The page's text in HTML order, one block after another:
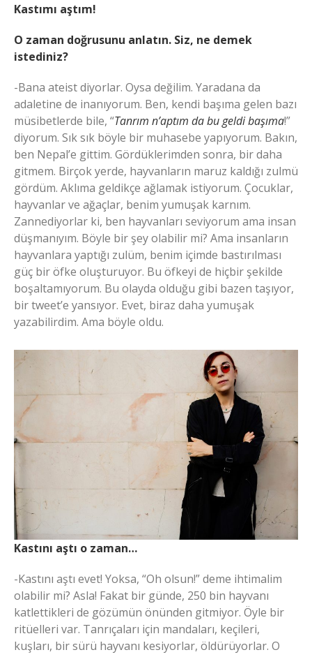
Kastımı aştım!
O zaman doğrusunu anlatın. Siz, ne demek
istediniz?
-Bana ateist diyorlar. Oysa değilim. Yaradana da
adaletine de inanıyorum. Ben, kendi başıma gelen bazı
müsibetlerde bile, “Tanrım n’aptım da bu geldi başıma!”
diyorum. Sık sık böyle bir muhasebe yapıyorum. Bakın,
ben Nepal’e gittim. Gördüklerimden sonra, bir daha
gitmem. Birçok yerde, hayvanların maruz kaldığı zulmü
gördüm. Aklıma geldikçe ağlamak istiyorum. Çocuklar,
hayvanlar ve ağaçlar, benim yumuşak karnım.
Zannediyorlar ki, ben hayvanları seviyorum ama insan
düşmanıyım. Böyle bir şey olabilir mi? Ama insanların
hayvanlara yaptığı zulüm, benim içimde bastırılması
güç bir öfke oluşturuyor. Bu öfkeyi de hiçbir şekilde
boşaltamıyorum. Bu olayda olduğu gibi bazen taşıyor,
bir tweet’e yansıyor. Evet, biraz daha yumuşak
yazabilirdim. Ama böyle oldu.
Kastını aştı o zaman…
-Kastını aştı evet! Yoksa, “Oh olsun!” deme ihtimalim
olabilir mi? Asla! Fakat bir günde, 250 bin hayvanı
katlettikleri de gözümün önünden gitmiyor. Öyle bir
ritüelleri var. Tanrıçaları için mandaları, keçileri,
kuşları, bir sürü hayvanı kesiyorlar, öldürüyorlar. O